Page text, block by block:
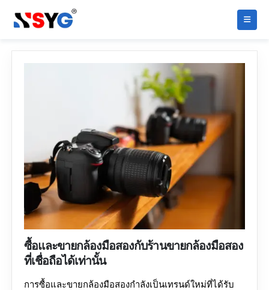
ซื้อและขายกล้องมือสองกับร้านขายกล้องมือสอง
ที่เชื่อถือได้เท่านั้น
การซื้อและขายกล้องมือสองกำลังเป็นเทรนด์ใหม่ที่ได้รับ